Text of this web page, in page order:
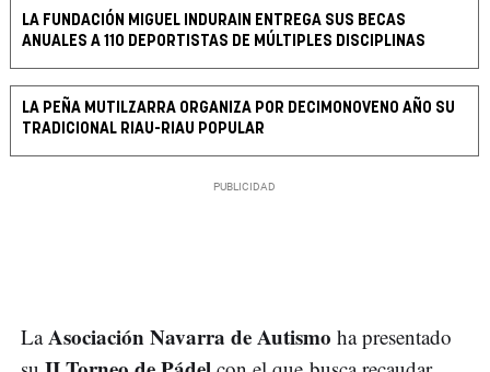
LA FUNDACIÓN MIGUEL INDURAIN ENTREGA SUS BECAS
ANUALES A 110 DEPORTISTAS DE MÚLTIPLES DISCIPLINAS
LA PEÑA MUTILZARRA ORGANIZA POR DECIMONOVENO AÑO SU
TRADICIONAL RIAU-RIAU POPULAR
LaAsociación Navarra de Autismo ha presentado